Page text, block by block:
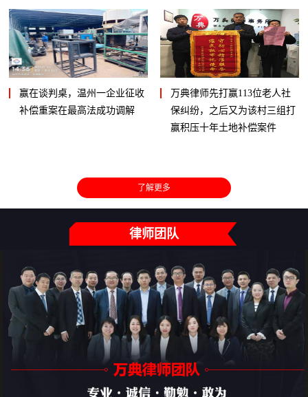
赢在谈判桌，温州一企业征收
补偿重案在最高法成功调解
万典律师先打赢113位老人社
保纠纷，之后又为该村三组打
赢积压十年土地补偿案件
了解更多
律师团队